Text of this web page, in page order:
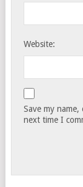
Website:
Save my
next time I